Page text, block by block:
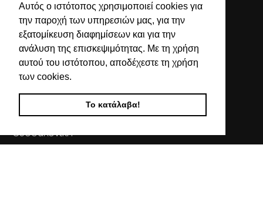
Αυτός ο ιστότοπος χρησιμοποιεί cookies για
την παροχή των υπηρεσιών μας, για την
εξατομίκευση διαφημίσεων και για την
ανάλυση της επισκεψιμότητας. Με τη χρήση
αυτού του ιστότοπου, αποδέχεστε τη χρήση
των cookies.
Το κατάλαβα!
ΟΡΟΙ ΧΡΗΣΗΣ
ΤΡΟΠΟΙ ΠΛΗΡΩΜΗΣ ΑΠΟΣΤΟΛΗΣ
ΠΟΛΙΤΙΚΗ ΑΠΟΡΡΗΤΟΥ
Ο ΛΟΓΑΡΙΑΣΜΟΣ ΜΟΥ
ΣΤΟΙΧΕΙΑ ΕΠΙΚΟΙΝΩΝΙΑΣ
Χαλκιδικής 19, 546 43,
Θεσσαλονίκη